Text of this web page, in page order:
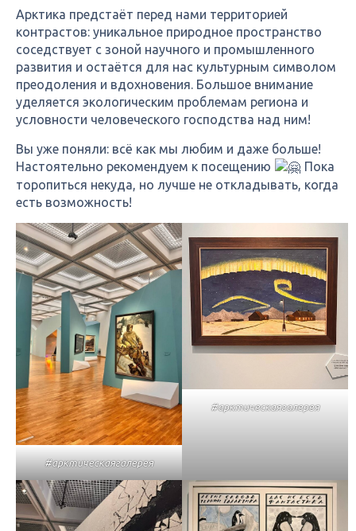
Арктика предстаёт перед нами территорией
контрастов: уникальное природное пространство
соседствует с зоной научного и промышленного
развития и остаётся для нас культурным символом
преодоления и вдохновения. Большое внимание
уделяется экологическим проблемам региона и
условности человеческого господства над ним!
Вы уже поняли: всё как мы любим и даже больше!
Настоятельно рекомендуем к посещению
Пока
торопиться некуда, но лучше не откладывать, когда
есть возможность!
#арктическаягалерея
#арктическаягалерея